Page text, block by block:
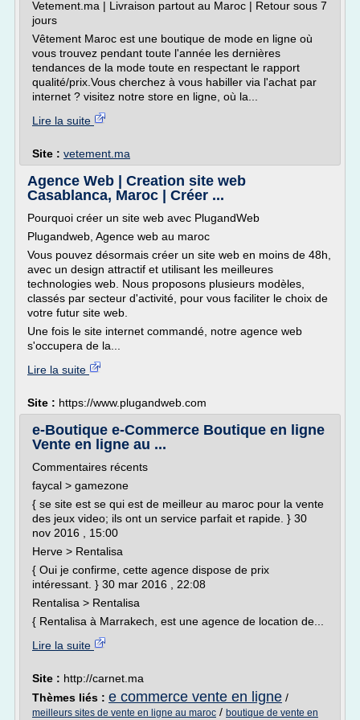
Vetement.ma | Livraison partout au Maroc | Retour sous 7
jours
Vêtement Maroc est une boutique de mode en ligne où
vous trouvez pendant toute l'année les dernières
tendances de la mode toute en respectant le rapport
qualité/prix.Vous cherchez à vous habiller via l'achat par
internet ? visitez notre store en ligne, où la...
Lire la suite
Site : vetement.ma
Agence Web | Creation site web
Casablanca, Maroc | Créer ...
Pourquoi créer un site web avec PlugandWeb
Plugandweb, Agence web au maroc
Vous pouvez désormais créer un site web en moins de 48h,
avec un design attractif et utilisant les meilleures
technologies web. Nous proposons plusieurs modèles,
classés par secteur d'activité, pour vous faciliter le choix de
votre futur site web.
Une fois le site internet commandé, notre agence web
s'occupera de la...
Lire la suite
Site : https://www.plugandweb.com
e-Boutique e-Commerce Boutique en ligne
Vente en ligne au ...
Commentaires récents
faycal > gamezone
{ se site est se qui est de meilleur au maroc pour la vente
des jeux video; ils ont un service parfait et rapide. } 30
nov 2016 , 15:00
Herve > Rentalisa
{ Oui je confirme, cette agence dispose de prix
intéressant. } 30 mar 2016 , 22:08
Rentalisa > Rentalisa
{ Rentalisa à Marrakech, est une agence de location de...
Lire la suite
Site : http://carnet.ma
Thèmes liés : e commerce vente en ligne /
meilleurs sites de vente en ligne au maroc / boutique de vente en